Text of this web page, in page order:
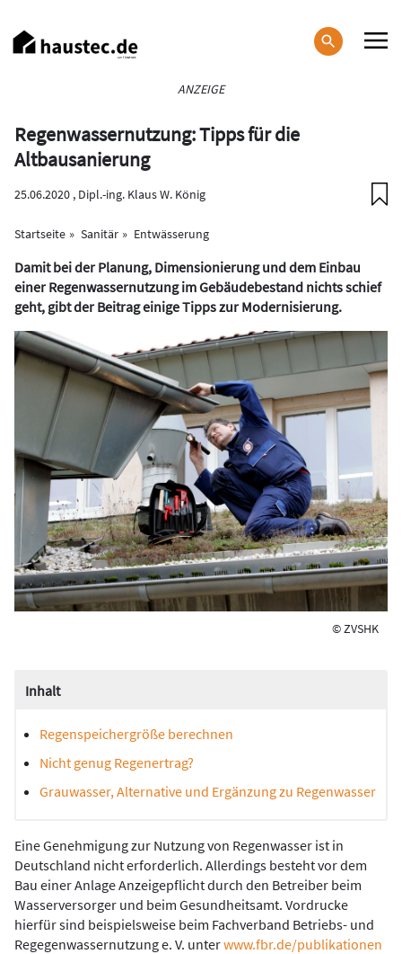
zum
Inhalt
ANZEIGE
Regenwassernutzung: Tipps für die
Altbausanierung
25.06.2020 , Dipl.-ing. Klaus W. König
Startseite Sanitär Entwässerung
Damit bei der Planung, Dimensionierung und dem Einbau
einer Regenwassernutzung im Gebäudebestand nichts schief
geht, gibt der Beitrag einige Tipps zur Modernisierung.
© ZVSHK
Inhalt
Regenspeichergröße berechnen
Nicht genug Regenertrag?
Grauwasser, Alternative und Ergänzung zu Regenwasser
Eine Genehmigung zur Nutzung von Regenwasser ist in
Deutschland nicht erforderlich. Allerdings besteht vor dem
Bau einer Anlage Anzeigepflicht durch den Betreiber beim
Wasserversorger und beim Gesundheitsamt. Vordrucke
hierfür sind beispielsweise beim Fachverband Betriebs- und
Regegenwassernutzung e. V. unterwww.fbr.de/publikationen